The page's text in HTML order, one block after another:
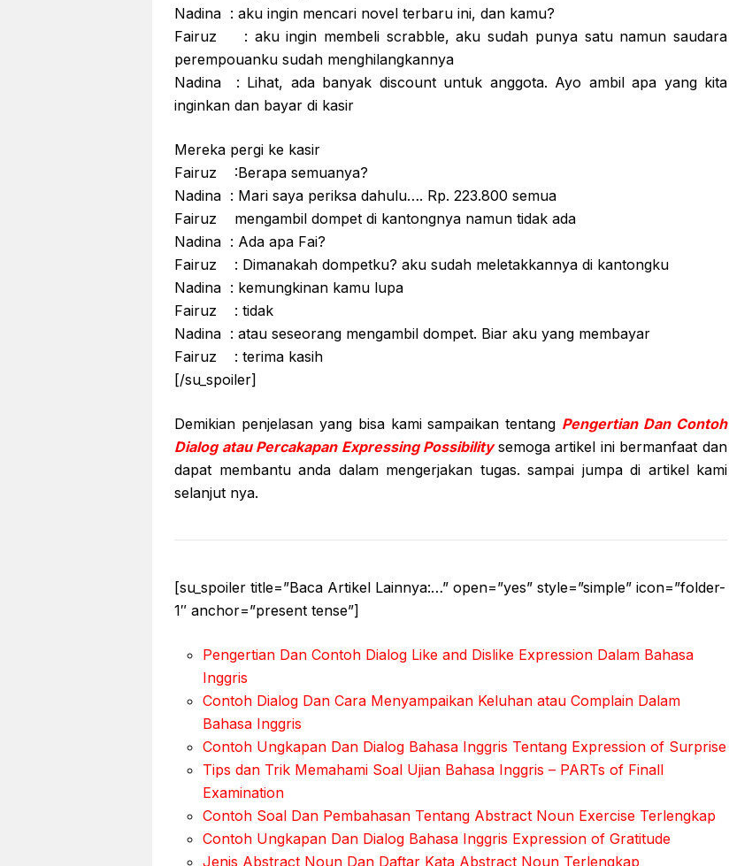
Nadina : aku ingin mencari novel terbaru ini, dan kamu?
Fairuz : aku ingin membeli scrabble, aku sudah punya satu namun saudara
perempouanku sudah menghilangkannya
Nadina : Lihat, ada banyak discount untuk anggota. Ayo ambil apa yang kita
inginkan dan bayar di kasir
Mereka pergi ke kasir
Fairuz :Berapa semuanya?
Nadina : Mari saya periksa dahulu…. Rp. 223.800 semua
Fairuz mengambil dompet di kantongnya namun tidak ada
Nadina : Ada apa Fai?
Fairuz : Dimanakah dompetku? aku sudah meletakkannya di kantongku
Nadina : kemungkinan kamu lupa
Fairuz : tidak
Nadina : atau seseorang mengambil dompet. Biar aku yang membayar
Fairuz : terima kasih
[/su_spoiler]
Demikian penjelasan yang bisa kami sampaikan tentang Pengertian Dan Contoh
Dialog atau Percakapan Expressing Possibility semoga artikel ini bermanfaat dan
dapat membantu anda dalam mengerjakan tugas. sampai jumpa di artikel kami
selanjut nya.
[su_spoiler title=”Baca Artikel Lainnya:…” open=”yes” style=”simple” icon=”folder-
1″ anchor=”present tense”]
Pengertian Dan Contoh Dialog Like and Dislike Expression Dalam Bahasa
Inggris
Contoh Dialog Dan Cara Menyampaikan Keluhan atau Complain Dalam
Bahasa Inggris
Contoh Ungkapan Dan Dialog Bahasa Inggris Tentang Expression of Surprise
Tips dan Trik Memahami Soal Ujian Bahasa Inggris – PARTs of Finall
Examination
Contoh Soal Dan Pembahasan Tentang Abstract Noun Exercise Terlengkap
Contoh Ungkapan Dan Dialog Bahasa Inggris Expression of Gratitude
Jenis Abstract Noun Dan Daftar Kata Abstract Noun Terlengkap